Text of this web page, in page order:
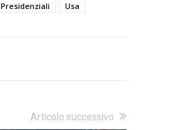
Presidenziali Usa
Articolo successivo